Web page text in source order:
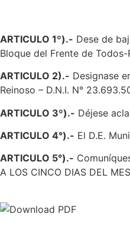
ARTICULO 1º).- Dese de
Bloque del Frente de
ARTICULO 2).- Designase
Reinoso – D.N.I. N°
ARTICULO 3º).- Déjese
ARTICULO 4°).- El D.E.
ARTICULO 5°).-
A LOS CINCO DIAS DEL